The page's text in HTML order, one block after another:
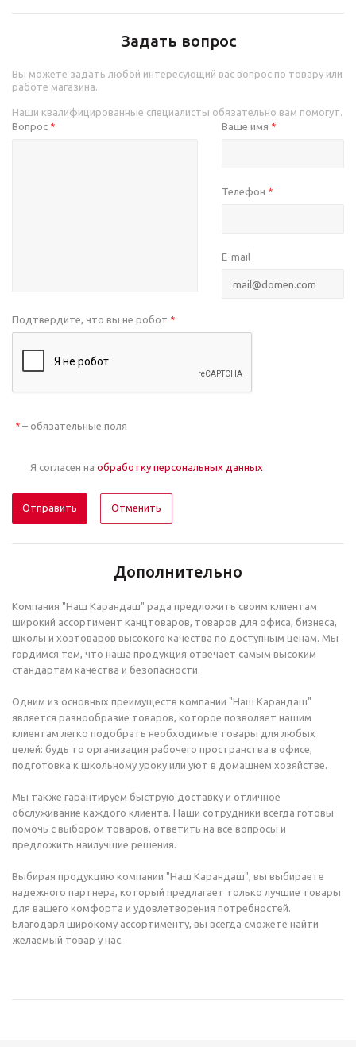
Задать вопрос
Вы можете задать любой интересующий вас вопрос по товару или
работе магазина.
Наши квалифицированные специалисты обязательно вам помогут.
Вопрос * Ваше имя *
Телефон *
E-mail
Подтвердите, что вы не робот *
* – обязательные поля
Я согласен на обработку персональных данных
Отменить
Дополнительно
Компания "Наш Карандаш" рада предложить своим клиентам
широкий ассортимент канцтоваров, товаров для офиса, бизнеса,
школы и хозтоваров высокого качества по доступным ценам. Мы
гордимся тем, что наша продукция отвечает самым высоким
стандартам качества и безопасности.
Одним из основных преимуществ компании "Наш Карандаш"
является разнообразие товаров, которое позволяет нашим
клиентам легко подобрать необходимые товары для любых
целей: будь то организация рабочего пространства в офисе,
подготовка к школьному уроку или уют в домашнем хозяйстве.
Мы также гарантируем быструю доставку и отличное
обслуживание каждого клиента. Наши сотрудники всегда готовы
помочь с выбором товаров, ответить на все вопросы и
предложить наилучшие решения.
Выбирая продукцию компании "Наш Карандаш", вы выбираете
надежного партнера, который предлагает только лучшие товары
для вашего комфорта и удовлетворения потребностей.
Благодаря широкому ассортименту, вы всегда сможете найти
желаемый товар у нас.